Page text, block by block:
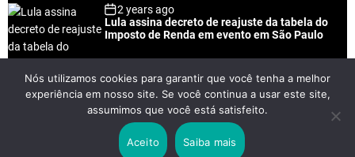
2 years ago
Lula assina decreto de reajuste da tabela do
Imposto de Renda em evento em São Paulo
2 years ago
Lei Rouanet e Petrobras financiam evento em
que Lula pediu votos para Boulos
Nós utilizamos cookies para garantir que você tenha a melhor
experiência em nosso site. Se você continua a usar este site,
assumimos que você está satisfeito.
Aceito Saiba mais